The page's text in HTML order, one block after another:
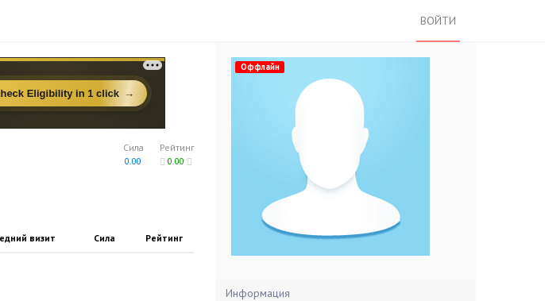
ВОЙТИ
Рейтинг
0.00
Сила
0.00
визит Сила Рейтинг
Оффлайн
Информация